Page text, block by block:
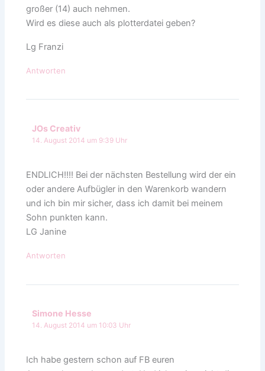
großer (14) auch nehmen.
Wird es diese auch als plotterdatei geben?
Lg Franzi
Antworten
JOs Creativ
14. August 2014 um 9:39 Uhr
ENDLICH!!!! Bei der nächsten Bestellung wird der ein
oder andere Aufbügler in den Warenkorb wandern
und ich bin mir sicher, dass ich damit bei meinem
Sohn punkten kann.
LG Janine
Antworten
Simone Hesse
14. August 2014 um 10:03 Uhr
Ich habe gestern schon auf FB euren